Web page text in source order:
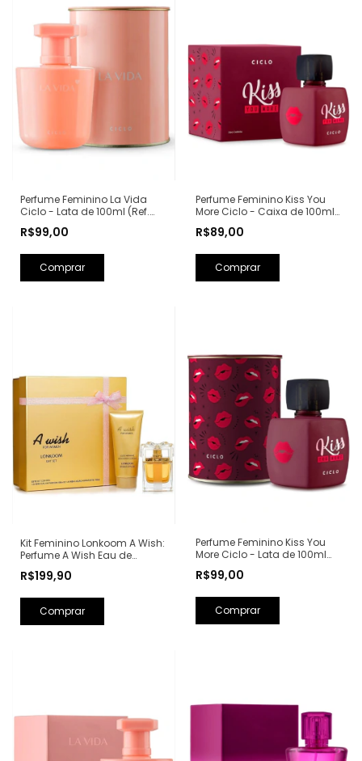
Perfume Feminino La Vida
Ciclo - Lata de 100ml (Ref.
Lancôme)
R$99,00
Perfume Feminino Kiss You
More Ciclo - Caixa de 100ml
Laurent)
R$89,00
Kit Feminino Lonkoom A Wish:
Perfume A Wish Eau de
Hidratante Corporal
R$199,90
Perfume Feminino Kiss You
More Ciclo - Lata de 100ml
(Ref. Olfativa: Libre Yves Saint
Laurent)
R$99,00